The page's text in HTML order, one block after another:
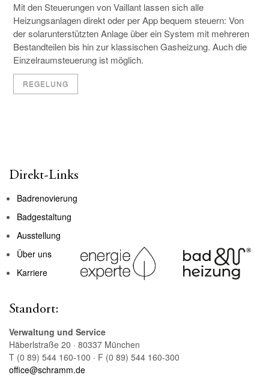
Mit den Steuerungen von Vaillant lassen sich alle
Heizungsanlagen direkt oder per App bequem steuern: Von
der solarunterstützten Anlage über ein System mit mehreren
Bestandteilen bis hin zur klassischen Gasheizung. Auch die
Einzelraumsteuerung ist möglich.
REGELUNG
Direkt-Links
Badrenovierung
Badgestaltung
Ausstellung
Über uns
Karriere
Standort:
Verwaltung und Service
Häberlstraße 20 · 80337 München
T (0 89) 544 160-100 · F (0 89) 544 160-300
office@schramm.de